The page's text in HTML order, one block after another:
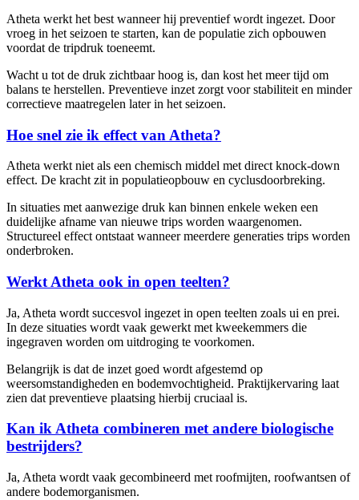
Atheta werkt het best wanneer hij preventief wordt ingezet. Door
vroeg in het seizoen te starten, kan de populatie zich opbouwen
voordat de tripdruk toeneemt.
Wacht u tot de druk zichtbaar hoog is, dan kost het meer tijd om
balans te herstellen. Preventieve inzet zorgt voor stabiliteit en minder
correctieve maatregelen later in het seizoen.
Hoe snel zie ik effect van Atheta?
Atheta werkt niet als een chemisch middel met direct knock-down
effect. De kracht zit in populatieopbouw en cyclusdoorbreking.
In situaties met aanwezige druk kan binnen enkele weken een
duidelijke afname van nieuwe trips worden waargenomen.
Structureel effect ontstaat wanneer meerdere generaties trips worden
onderbroken.
Werkt Atheta ook in open teelten?
Ja, Atheta wordt succesvol ingezet in open teelten zoals ui en prei.
In deze situaties wordt vaak gewerkt met kweekemmers die
ingegraven worden om uitdroging te voorkomen.
Belangrijk is dat de inzet goed wordt afgestemd op
weersomstandigheden en bodemvochtigheid. Praktijkervaring laat
zien dat preventieve plaatsing hierbij cruciaal is.
Kan ik Atheta combineren met andere biologische
bestrijders?
Ja, Atheta wordt vaak gecombineerd met roofmijten, roofwantsen of
andere bodemorganismen.